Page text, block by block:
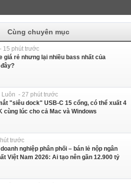
Cùng chuyên mục
15 phút trước
giá rẻ nhưng lại nhiều bass nhất của
Luôn - 27 phút trước
"siêu dock" USB-C 15 cổng, có thể xuất 4
cùng lúc cho cả Mac và Windows
trước
nghiệp phân phối – bán lẻ nộp ngân
Việt Nam 2026: Ai tạo nên gần 12.900 tỷ